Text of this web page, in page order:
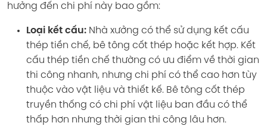
hưởng đến chi phí này bao gồm:
Loại kết cấu: Nhà xưởng có thể sử dụng kết cấu
thép tiền chế, bê tông cốt thép hoặc kết hợp. Kết
cấu thép tiền chế thường có ưu điểm về thời gian
thi công nhanh, nhưng chi phí có thể cao hơn tùy
thuộc vào vật liệu và thiết kế. Bê tông cốt thép
truyền thống có chi phí vật liệu ban đầu có thể
thấp hơn nhưng thời gian thi công lâu hơn.